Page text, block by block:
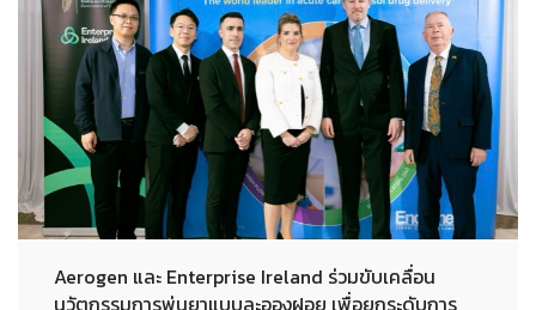
Aerogen และ Enterprise Ireland ร่วมขับเคลื่อน
นวัตกรรมการพ่นยาแบบละอองฝอย เพื่อยกระดับการ